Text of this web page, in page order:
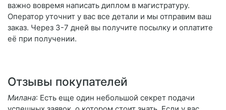
важно вовремя написать диплом в магистратуру.
Оператор уточнит у вас все детали и мы отправим ваш
заказ. Через 3-7 дней вы получите посылку и оплатите
её при получении.
Отзывы покупателей
Милана: Есть еще один небольшой секрет подачи